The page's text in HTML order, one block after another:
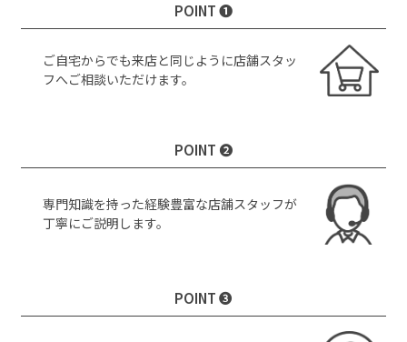
POINT ❶
ご自宅からでも来店と同じように店舗スタッ
フへご相談いただけます。
POINT ❷
専門知識を持った経験豊富な店舗スタッフが
丁寧にご説明します。
POINT ❸